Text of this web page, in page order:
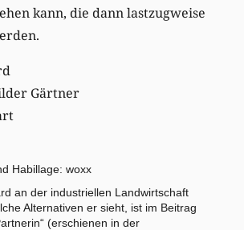
kann, die dann lastzugweise
Gärtner
Habillage: woxx
an der industriellen Landwirtschaft
Alternativen er sieht, ist im Beitrag
“ (erschienen in der